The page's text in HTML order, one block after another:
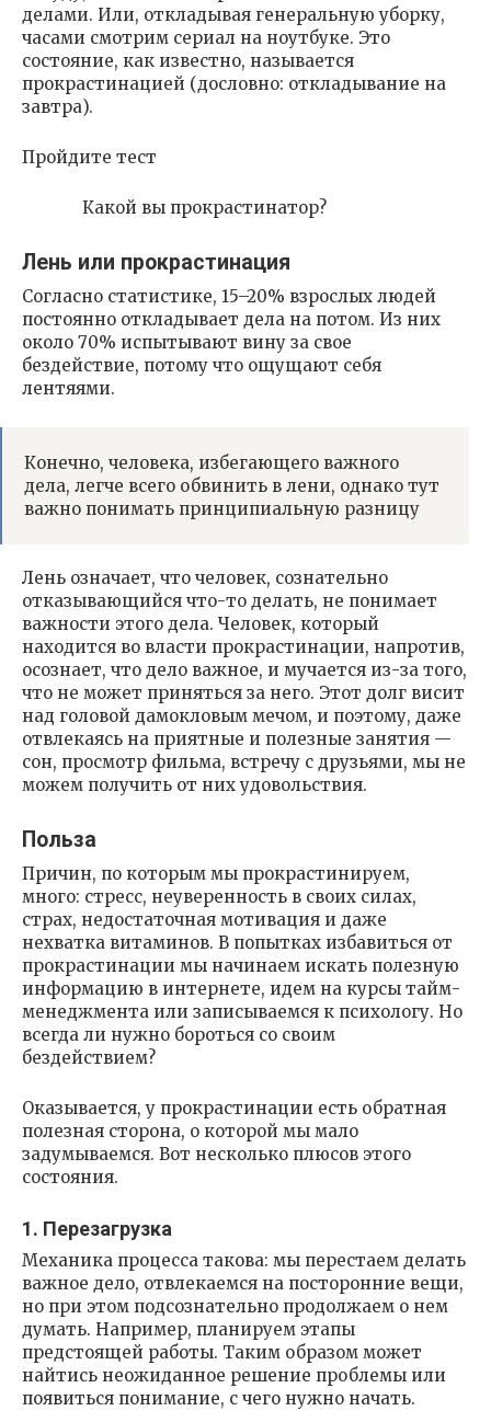
делами. Или, откладывая генеральную уборку,
часами смотрим сериал на ноутбуке. Это
состояние, как известно, называется
прокрастинацией (дословно: откладывание на
завтра).
Пройдите тест
Какой вы прокрастинатор?
Лень или прокрастинация
Согласно статистике, 15–20% взрослых людей
постоянно откладывает дела на потом. Из них
около 70% испытывают вину за свое
бездействие, потому что ощущают себя
лентяями.
Конечно, человека, избегающего важного
дела, легче всего обвинить в лени, однако тут
важно понимать принципиальную разницу
Лень означает, что человек, сознательно
отказывающийся что-то делать, не понимает
важности этого дела. Человек, который
находится во власти прокрастинации, напротив,
осознает, что дело важное, и мучается из-за того,
что не может приняться за него. Этот долг висит
над головой дамокловым мечом, и поэтому, даже
отвлекаясь на приятные и полезные занятия —
сон, просмотр фильма, встречу с друзьями, мы не
можем получить от них удовольствия.
Польза
Причин, по которым мы прокрастинируем,
много: стресс, неуверенность в своих силах,
страх, недостаточная мотивация и даже
нехватка витаминов. В попытках избавиться от
прокрастинации мы начинаем искать полезную
информацию в интернете, идем на курсы тайм-
менеджмента или записываемся к психологу. Но
всегда ли нужно бороться со своим
бездействием?
Оказывается, у прокрастинации есть обратная
полезная сторона, о которой мы мало
задумываемся. Вот несколько плюсов этого
состояния.
1. Перезагрузка
Механика процесса такова: мы перестаем делать
важное дело, отвлекаемся на посторонние вещи,
но при этом подсознательно продолжаем о нем
думать. Например, планируем этапы
предстоящей работы. Таким образом может
найтись неожиданное решение проблемы или
появиться понимание, с чего нужно начать.